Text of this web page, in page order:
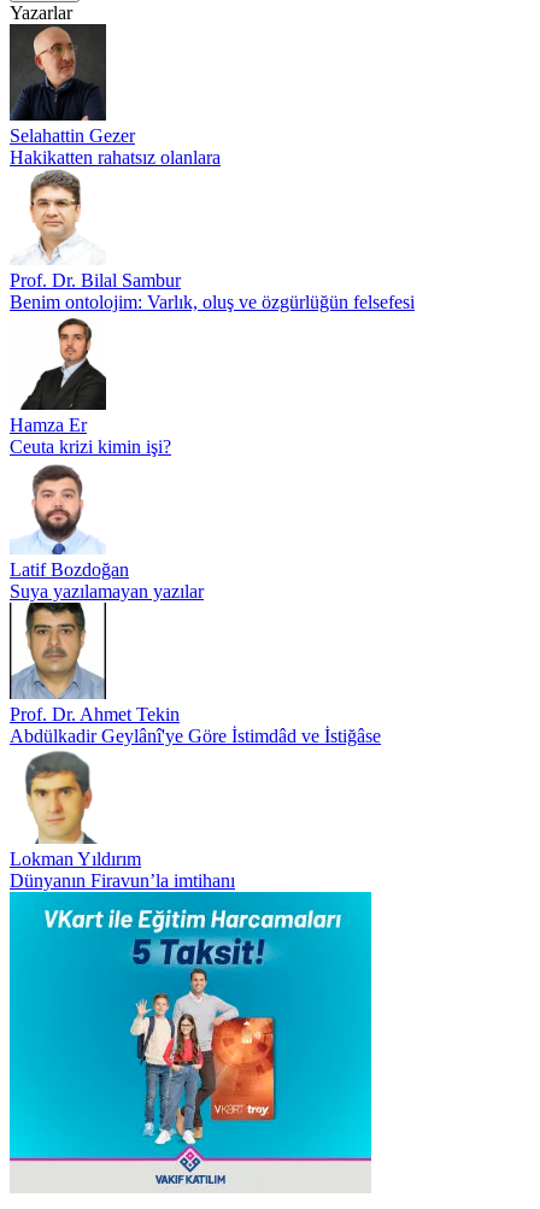
Yazarlar
Selahattin Gezer
Hakikatten rahatsız olanlara
Prof. Dr. Bilal Sambur
Benim ontolojim: Varlık, oluş ve özgürlüğün felsefesi
Hamza Er
Ceuta krizi kimin işi?
Latif Bozdoğan
Suya yazılamayan yazılar
Prof. Dr. Ahmet Tekin
Abdülkadir Geylânî'ye Göre İstimdâd ve İstiğâse
Lokman Yıldırım
Dünyanın Firavun’la imtihanı